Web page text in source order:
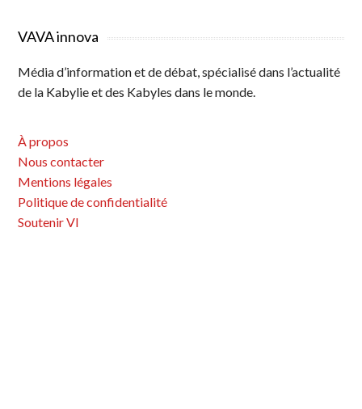
VAVA innova
Média d’information et de débat, spécialisé dans l’actualité
de la Kabylie et des Kabyles dans le monde.
À propos
Nous contacter
Mentions légales
Politique de confidentialité
Soutenir VI